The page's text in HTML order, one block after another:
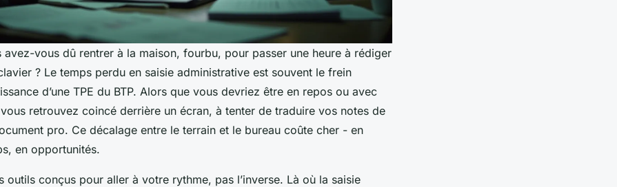
avez-vous dû rentrer à la maison, fourbu, pour passer une heure à rédiger
? Le temps perdu en saisie administrative est souvent le frein
d’une TPE du BTP. Alors que vous devriez être en repos ou avec
retrouvez coincé derrière un écran, à tenter de traduire vos notes de
pro. Ce décalage entre le terrain et le bureau coûte cher - en
en opportunités.
outils conçus pour aller à votre rythme, pas l’inverse. Là où la saisie